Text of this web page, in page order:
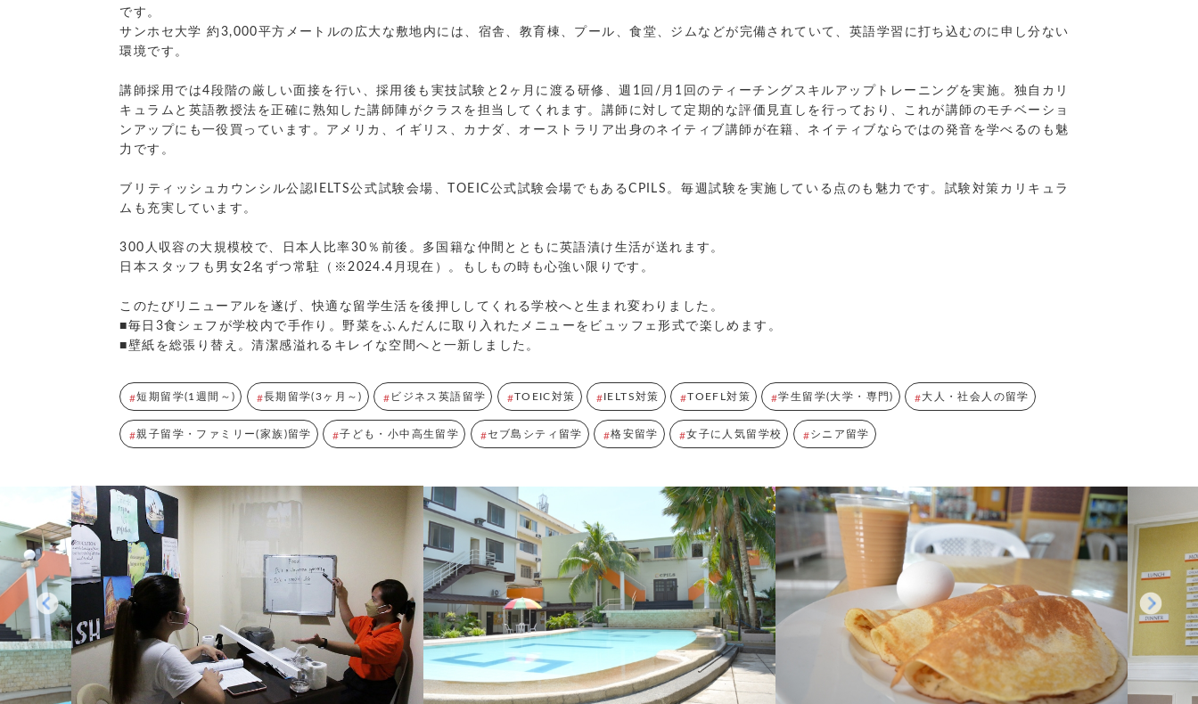
です。
サンホセ大学 約3,000平方メートルの広大な敷地内には、宿舎、教育棟、プール、食堂、ジムなどが完備されていて、英語学習に打ち込むのに申し分ない
環境です。
講師採用では4段階の厳しい面接を行い、採用後も実技試験と2ヶ月に渡る研修、週1回/月1回のティーチングスキルアップトレーニングを実施。独自カリ
キュラムと英語教授法を正確に熟知した講師陣がクラスを担当してくれます。講師に対して定期的な評価見直しを行っており、これが講師のモチベーショ
ンアップにも一役買っています。アメリカ、イギリス、カナダ、オーストラリア出身のネイティブ講師が在籍、ネイティブならではの発音を学べるのも魅
力です。
ブリティッシュカウンシル公認IELTS公式試験会場、TOEIC公式試験会場でもあるCPILS。毎週試験を実施している点のも魅力です。試験対策カリキュラ
ムも充実しています。
300人収容の大規模校で、日本人比率30％前後。多国籍な仲間とともに英語漬け生活が送れます。
日本スタッフも男女2名ずつ常駐（※2024.4月現在）。もしもの時も心強い限りです。
このたびリニューアルを遂げ、快適な留学生活を後押ししてくれる学校へと生まれ変わりました。
■毎日3食シェフが学校内で手作り。野菜をふんだんに取り入れたメニューをビュッフェ形式で楽しめます。
■壁紙を総張り替え。清潔感溢れるキレイな空間へと一新しました。
短期留学(1週間～) 長期留学(3ヶ月～) ビジネス英語留学 TOEIC対策 IELTS対策 TOEFL対策 学生留学(大学・専門) 大人・社会人の留学
親子留学・ファミリー(家族)留学 子ども・小中高生留学 セブ島シティ留学 格安留学 女子に人気留学校 シニア留学